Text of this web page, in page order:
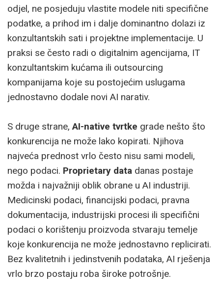
odjel, ne posjeduju vlastite modele niti specifične
podatke, a prihod im i dalje dominantno dolazi iz
konzultantskih sati i projektne implementacije. U
praksi se često radi o digitalnim agencijama, IT
konzultantskim kućama ili outsourcing
kompanijama koje su postojećim uslugama
jednostavno dodale novi AI narativ.
S druge strane,AI-native tvrtke grade nešto što
konkurencija ne može lako kopirati. Njihova
najveća prednost vrlo često nisu sami modeli,
nego podaci. Proprietary data danas postaje
možda i najvažniji oblik obrane u AI industriji.
Medicinski podaci, financijski podaci, pravna
dokumentacija, industrijski procesi ili specifični
podaci o korištenju proizvoda stvaraju temelje
koje konkurencija ne može jednostavno replicirati.
Bez kvalitetnih i jedinstvenih podataka, AI rješenja
vrlo brzo postaju roba široke potrošnje.